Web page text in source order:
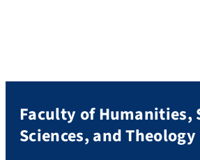
Faculty of Humanities,
Sciences, and Theology